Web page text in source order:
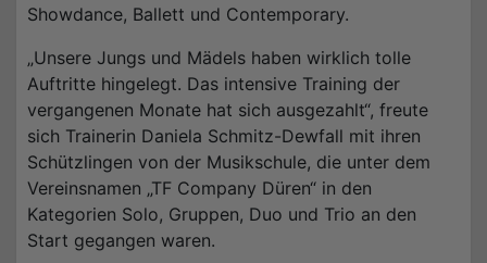
Showdance, Ballett und Contemporary.
„Unsere Jungs und Mädels haben wirklich tolle
Auftritte hingelegt. Das intensive Training der
vergangenen Monate hat sich ausgezahlt“, freute
sich Trainerin Daniela Schmitz-Dewfall mit ihren
Schützlingen von der Musikschule, die unter dem
Vereinsnamen „TF Company Düren“ in den
Kategorien Solo, Gruppen, Duo und Trio an den
Start gegangen waren.